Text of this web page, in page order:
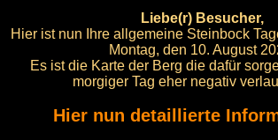
Liebe(r) Besucher,
Hier ist nun Ihre allgemeine Steinbock
Montag, den 10. August
Es ist die Karte der Berg die dafür
morgiger Tag eher negativ
Hier nun detaillierte